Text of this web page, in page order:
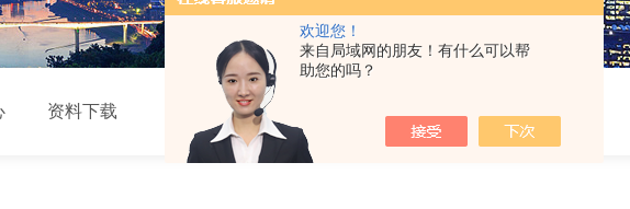
欢迎您！
来自局域网的朋友！有什么可以帮
助您的吗？
资料下载